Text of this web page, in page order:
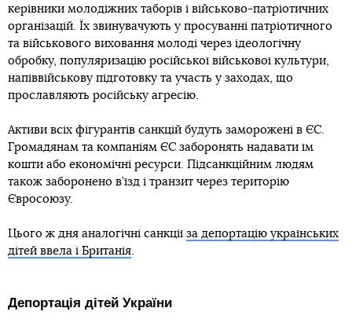
керівники молодіжних таборів і військово-патріотичних
організацій. Їх звинувачують у просуванні патріотичного
та військового виховання молоді через ідеологічну
обробку, популяризацію російської військової культури,
напіввійськову підготовку та участь у заходах, що
прославляють російську агресію.
Активи всіх фігурантів санкцій будуть заморожені в ЄС.
Громадянам та компаніям ЄС заборонять надавати їм
кошти або економічні ресурси. Підсанкційним людям
також заборонено в’їзд і транзит через територію
Євросоюзу.
Цього ж дня аналогічні санкції за депортацію українських
дітей ввела і Британія.
Депортація дітей України